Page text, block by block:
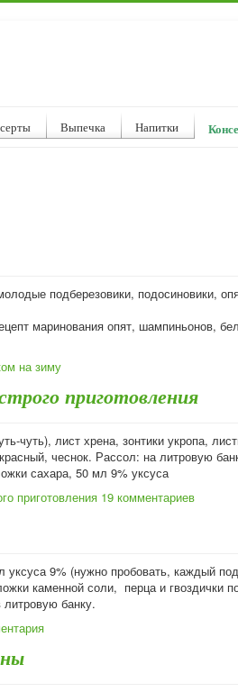
Выпечка Напитки
подберезовики, подосиновики,
маринования опят, шампиньонов,
на зиму
приготовления
чуть), лист хрена, зонтики укропа,
чеснок. Рассол: на литровую
сахара, 50 мл 9% уксуса
приготовления 19 комментариев
уксуса 9% (нужно пробовать, каждый под
каменной соли, перца и гвоздички
банку.